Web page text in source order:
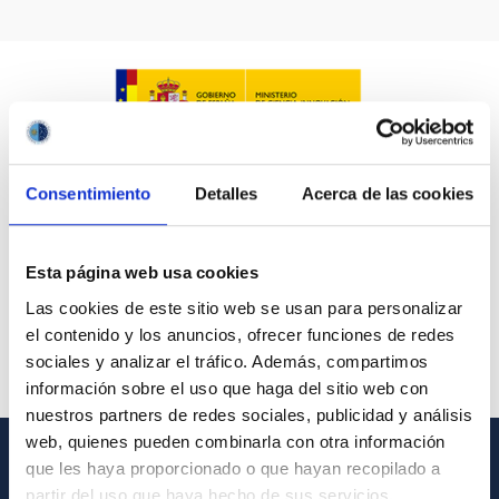
Consentimiento Detalles Acerca de las cookies
Esta página web usa cookies
Las cookies de este sitio web se usan para personalizar
el contenido y los anuncios, ofrecer funciones de redes
sociales y analizar el tráfico. Además, compartimos
información sobre el uso que haga del sitio web con
nuestros partners de redes sociales, publicidad y análisis
web, quienes pueden combinarla con otra información
que les haya proporcionado o que hayan recopilado a
partir del uso que haya hecho de sus servicios.
GENERAL INFORMATION